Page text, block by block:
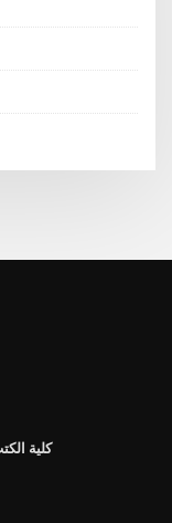
كلية